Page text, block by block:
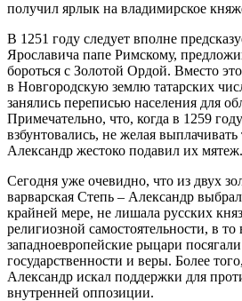
получил ярлык на владимирское
В 1251 году следует вполне
Ярославича папе Римскому,
бороться с Золотой Ордой. Вместо
в Новгородскую землю татарских
занялись переписью населения для
Примечательно, что, когда в 1259
взбунтовались, не желая выплачивать
Александр жестоко подавил их мятеж.
Сегодня уже очевидно, что из двух
варварская Степь – Александр
крайней мере, не лишала русских
религиозной самостоятельности, в то
западноевропейские рыцари
государственности и веры. Более
Александр искал поддержки для
внутренней оппозиции.